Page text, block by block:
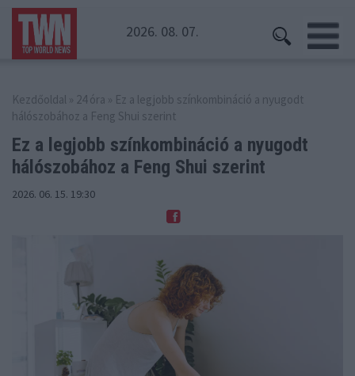
2026. 08. 07.
Kezdőoldal » 24 óra » Ez a legjobb színkombináció a nyugodt
hálószobához a Feng Shui szerint
Ez a legjobb színkombináció a nyugodt
hálószobához a Feng Shui szerint
2026. 06. 15. 19:30